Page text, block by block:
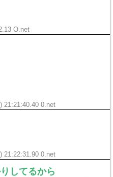
O.net
21:21:40.40 0.net
21:22:31.90 0.net
してるから